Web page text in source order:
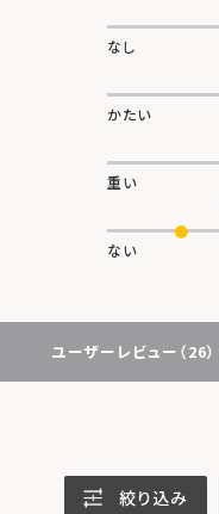
なし
かたい
重い
ない
ユーザーレビュー （26）
絞り込み